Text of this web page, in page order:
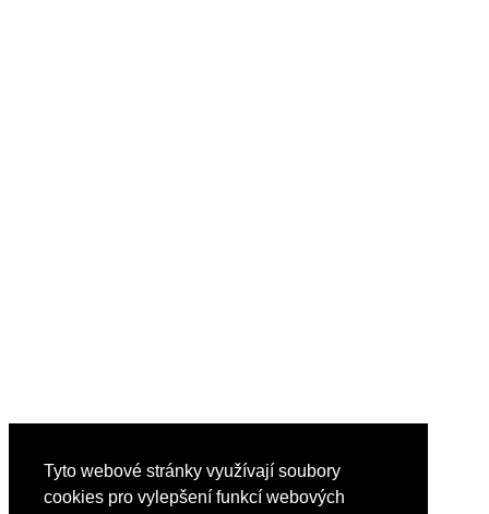
Tyto webové stránky využívají soubory
cookies pro vylepšení funkcí webových